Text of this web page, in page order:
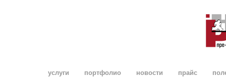
услуги портфолио новости прайс